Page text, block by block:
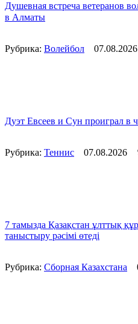
Душевная встреча ветеранов
в Алматы
Рубрика: Волейбол 07.08.2026
Дуэт Евсеев и Сун проиграл в
Рубрика: Теннис 07.08.2026
7 тамызда Қазақстан ұлттық
таныстыру рәсімі өтеді
Рубрика: Сборная Казахстана